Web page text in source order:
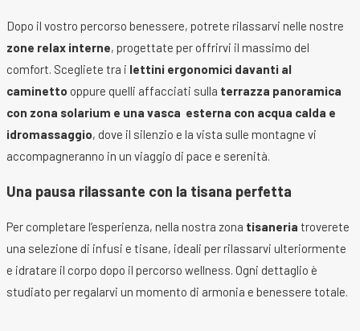
Dopo il vostro percorso benessere, potrete rilassarvi nelle nostre
zone relax interne, progettate per offrirvi il massimo del
comfort. Scegliete tra i lettini ergonomici davanti al
caminetto oppure quelli affacciati sulla terrazza panoramica
con zona solarium e una vasca esterna con acqua calda e
idromassaggio, dove il silenzio e la vista sulle montagne vi
accompagneranno in un viaggio di pace e serenità.
Una pausa rilassante con la tisana perfetta
Per completare l’esperienza, nella nostra zona tisaneria troverete
una selezione di infusi e tisane, ideali per rilassarvi ulteriormente
e idratare il corpo dopo il percorso wellness. Ogni dettaglio è
studiato per regalarvi un momento di armonia e benessere totale.